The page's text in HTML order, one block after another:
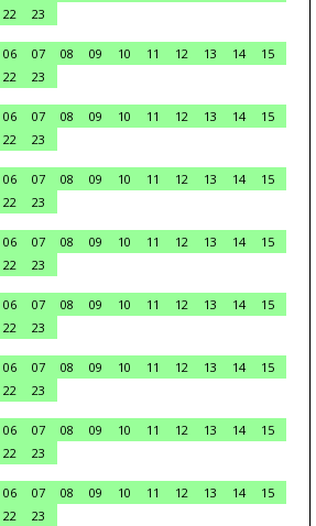
22
23
06 07 08 09 10 11 12 13 14
15
22
23
06 07 08 09 10 11 12 13 14
15
22
23
06 07 08 09 10 11 12 13 14
15
22
23
06 07 08 09 10 11 12 13 14
15
22
23
06 07 08 09 10 11 12 13 14
15
22
23
06 07 08 09 10 11 12 13 14
15
22
23
06 07 08 09 10 11 12 13 14
15
22
23
06 07 08 09 10 11 12 13 14
15
22
23